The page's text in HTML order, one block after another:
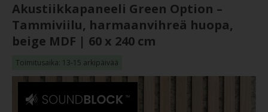
Akustiikkapaneeli Green Option –
Tammiviilu, harmaanvihreä huopa,
beige MDF | 60 x 240 cm
Toimitusaika: 13-15 arkipäivää